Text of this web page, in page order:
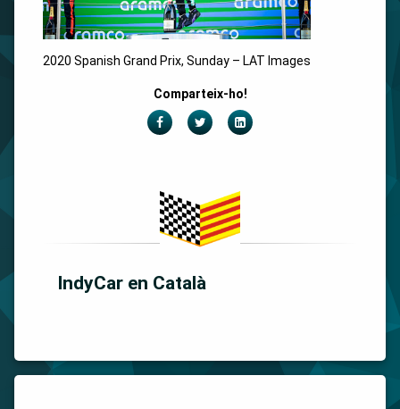
2020 Spanish Grand Prix, Sunday – LAT Images
Comparteix-ho!
FacebookTwitterLinkedIn
IndyCar en Català